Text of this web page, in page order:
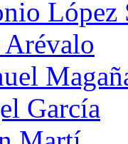
López
Arévalo
García